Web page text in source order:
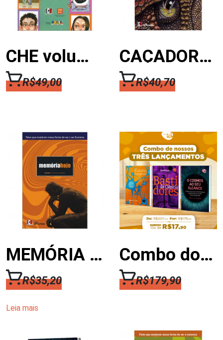
CHE volume 13 – CONVERSANDO SOBRE SAÚDE COM ADOLESCENTES
R$49,00
CAÇADORES DE FÓSSEIS
R$40,70
MEMÓRIA HOJE – VOL 3: CIÊNCIAS HUMANAS
R$35,20
Leia mais
Combo dos 3 Lançamentos da Editora ICH
R$179,90